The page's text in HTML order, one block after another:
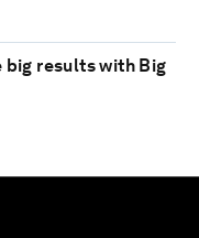
big results with Big